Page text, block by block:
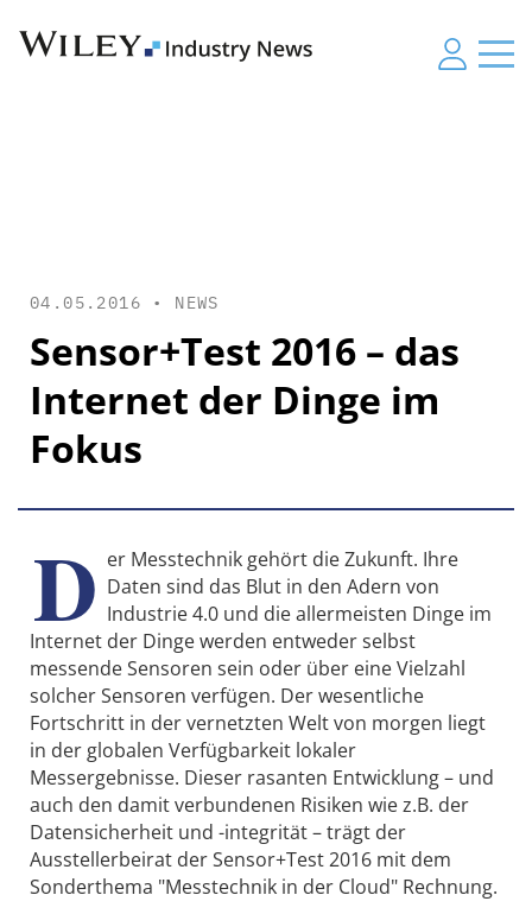
04.05.2016 • NEWS
Sensor+Test 2016 – das
Internet der Dinge im
Fokus
D er Messtechnik gehört die Zukunft. Ihre
Daten sind das Blut in den Adern von
Industrie 4.0 und die allermeisten Dinge im
Internet der Dinge werden entweder selbst
messende Sensoren sein oder über eine Vielzahl
solcher Sensoren verfügen. Der wesentliche
Fortschritt in der vernetzten Welt von morgen liegt
in der globalen Verfügbarkeit lokaler
Messergebnisse. Dieser rasanten Entwicklung – und
auch den damit verbundenen Risiken wie z.B. der
Datensicherheit und -integrität – trägt der
Ausstellerbeirat der Sensor+Test 2016 mit dem
Sonderthema "Messtechnik in der Cloud" Rechnung.